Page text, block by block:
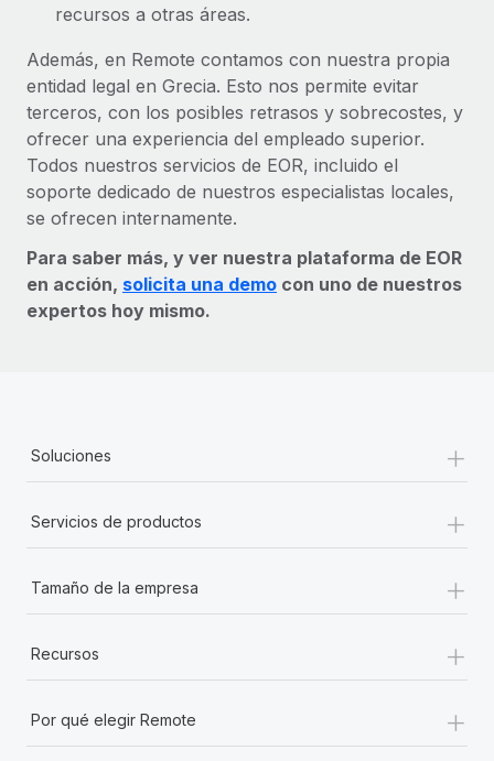
recursos a otras áreas.
Además, en Remote contamos con nuestra propia
entidad legal en Grecia. Esto nos permite evitar
terceros, con los posibles retrasos y sobrecostes, y
ofrecer una experiencia del empleado superior.
Todos nuestros servicios de EOR, incluido el
soporte dedicado de nuestros especialistas locales,
se ofrecen internamente.
Para saber más, y ver nuestra plataforma de EOR
en acción, solicita una demo con uno de nuestros
expertos hoy mismo.
Soluciones +
Servicios de productos +
Tamaño de la empresa +
Recursos +
Por qué elegir Remote +